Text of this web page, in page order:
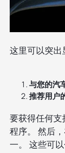
这里可以突
与您的汽
推荐用户
要获得任何
程序。 然后
一。 这些可